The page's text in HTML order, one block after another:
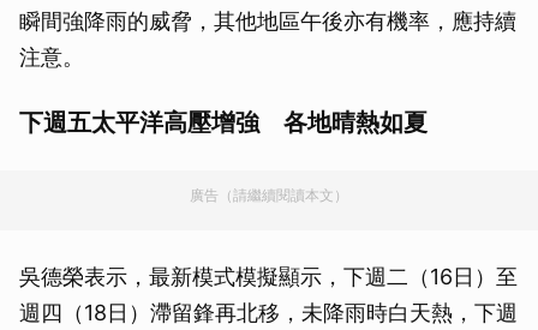
瞬間強降雨的威脅，其他地區午後亦有機率，應持續
注意。
下週五太平洋高壓增強 各地晴熱如夏
廣告（請繼續閱讀本文）
吳德榮表示，最新模式模擬顯示，下週二（16日）至
週四（18日）滯留鋒再北移，未降雨時白天熱，下週